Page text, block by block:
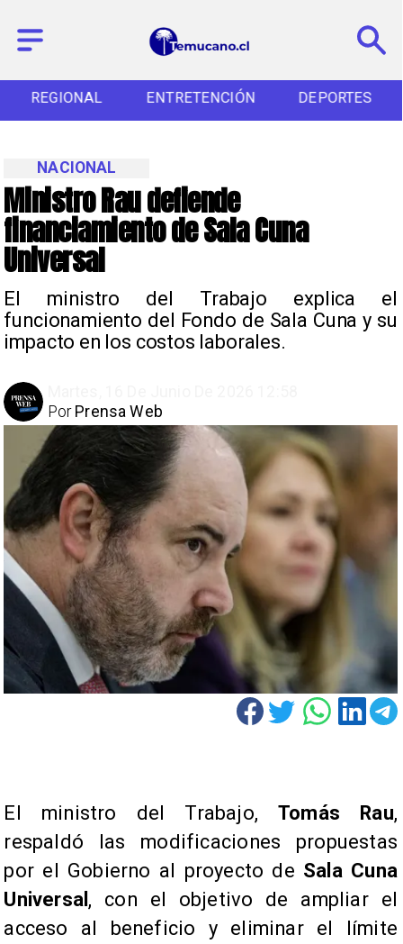
REGIONAL ENTRETENCIÓN DEPORTES
Ministro Rau defiende
financiamiento de Sala Cuna
Universal
El ministro del Trabajo explica el
funcionamiento del Fondo de Sala Cuna y su
impacto en los costos laborales.
NACIONAL
Prensa Web
Por
El ministro del Trabajo,Tomás Rau,
respaldó las modificaciones propuestas
por el Gobierno al proyecto de Sala Cuna
Universal , con el objetivo de ampliar el
acceso al beneficio y eliminar el límite